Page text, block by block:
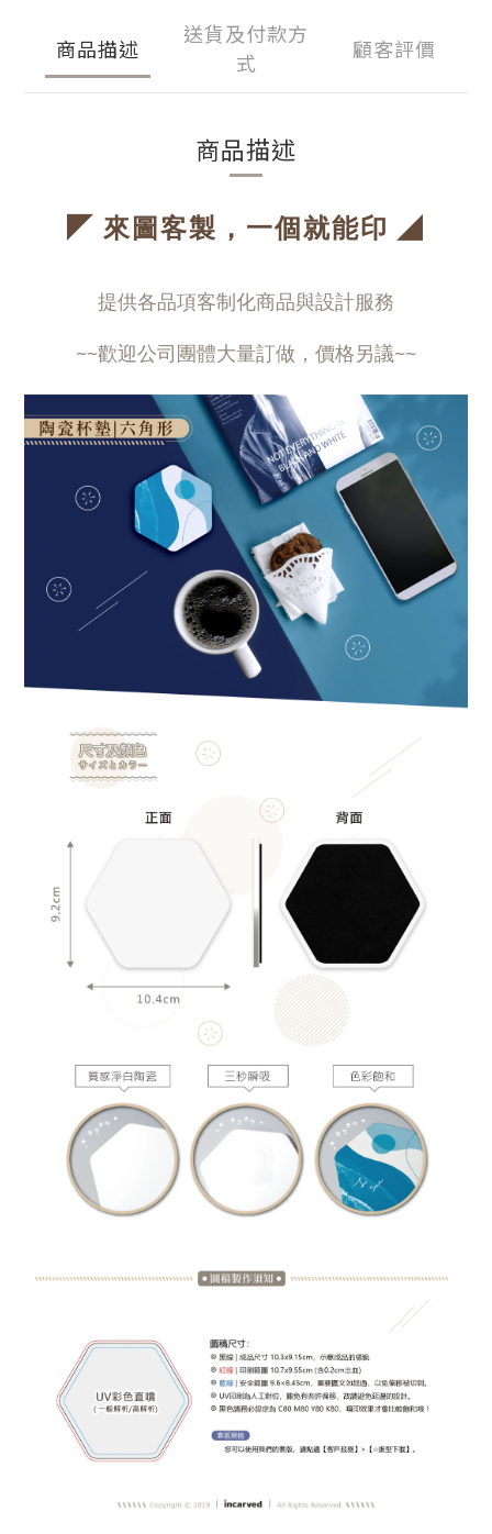
商品描述
送貨及付款方
式
顧客評價
商品描述
◤ 來圖客製，一個就能印 ◢
提供各品項客制化商品與設計服務
~~歡迎公司團體大量訂做，價格另議~~